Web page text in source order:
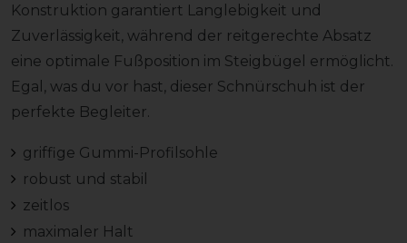
Konstruktion garantiert Langlebigkeit und
Zuverlässigkeit, während der reitgerechte Absatz
eine optimale Fußposition im Steigbügel ermöglicht.
Egal, was du vor hast, dieser Schnürschuh ist der
perfekte Begleiter.
griffige Gummi-Profilsohle
robust und stabil
zeitlos
maximaler Halt